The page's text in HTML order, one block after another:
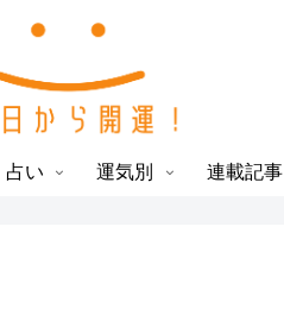
占い 運気別 連載記事